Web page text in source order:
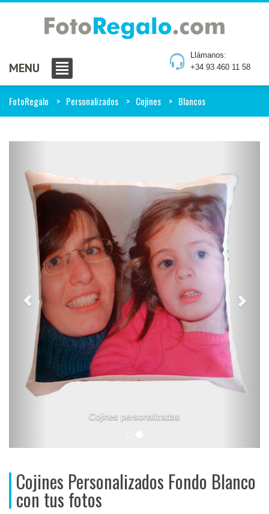
Llámanos:
+34 93 460 11 58
MENU
FotoRegalo Personalizados Cojines Blancos
Cojín desenfundable
Cojines Personalizados Fondo Blanco
con tus fotos